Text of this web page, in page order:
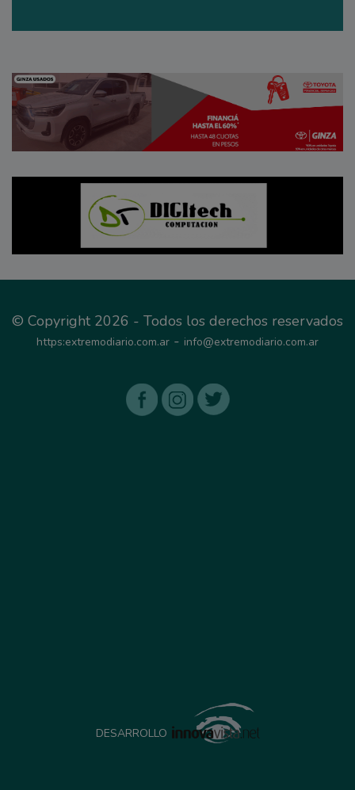
© Copyright 2026 - Todos los derechos reservados
https:extremodiario.com.ar - info@extremodiario.com.ar
DESARROLLO